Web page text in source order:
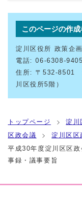
このページの作
淀川区役所 政策
電話: 06-6308-
住所: 〒532-8501
川区役所5階）
トップページ 淀川
区政会議
淀川区区
平成30年度淀川区区
事録・議事要旨